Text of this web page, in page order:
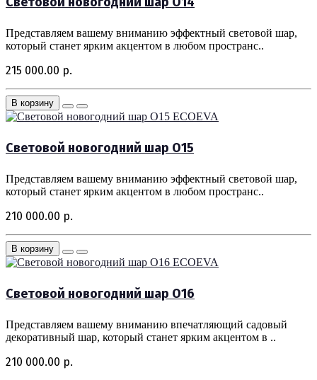
Представляем вашему вниманию эффектный световой шар,
который станет ярким акцентом в любом пространс..
215 000.00 р.
В корзину
ECOEVA
Световой новогодний шар O15
Представляем вашему вниманию эффектный световой шар,
который станет ярким акцентом в любом пространс..
210 000.00 р.
В корзину
ECOEVA
Световой новогодний шар O16
Представляем вашему вниманию впечатляющий садовый
декоративный шар, который станет ярким акцентом в ..
210 000.00 р.